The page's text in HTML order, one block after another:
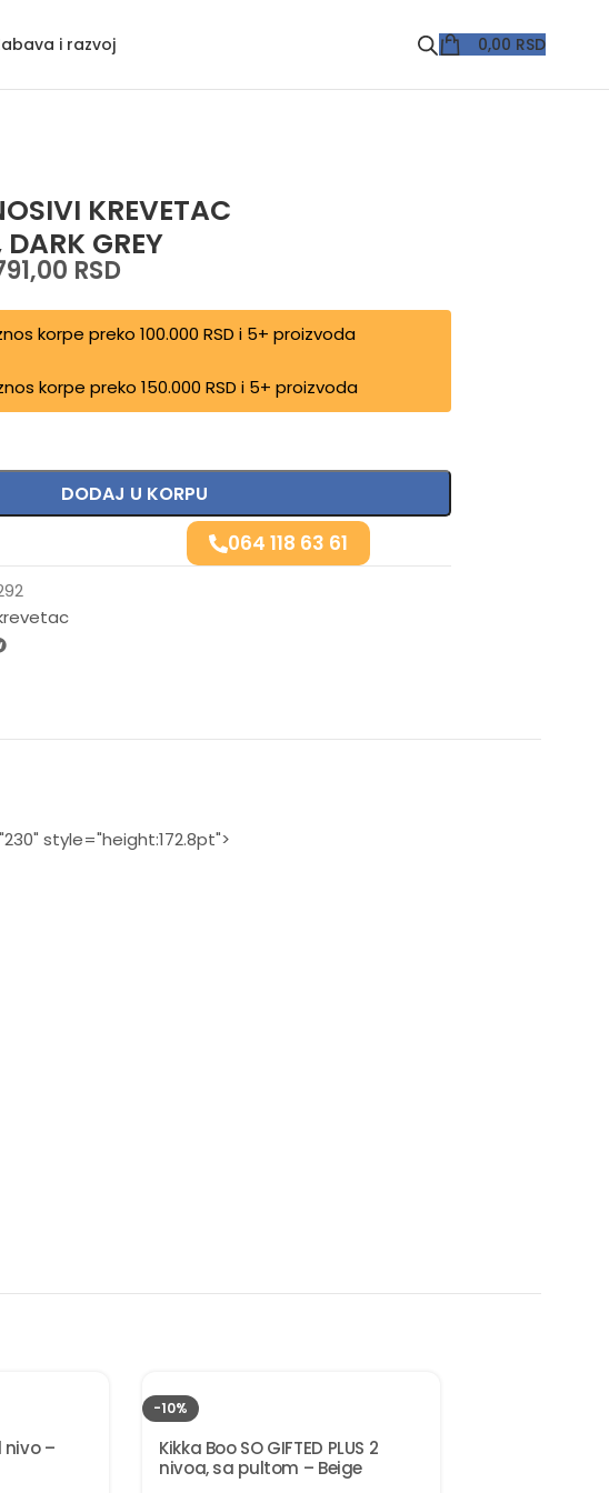
i razvoj 0,00 RSD
KREVETAC
GREY
RSD
korpe preko 100.000 RSD i 5+ proizvoda
korpe preko 150.000 RSD i 5+ proizvoda
DODAJ U KORPU
064 118 63 61
style="height:172.8pt">
nivo –
-10%
Kikka Boo SO GIFTED PLUS 2
nivoa, sa pultom – Beige